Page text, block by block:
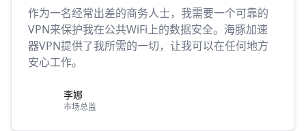
作为一名经常出差的商务人士，我需要一个可靠的
VPN来保护我在公共WiFi上的数据安全。海豚加速
器VPN提供了我所需的一切，让我可以在任何地方
安心工作。
李娜
市场总监